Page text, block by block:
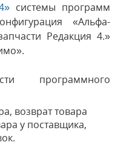
системы программ
«Альфа-
Редакция 4.»
программного
возврат товара
у поставщика,